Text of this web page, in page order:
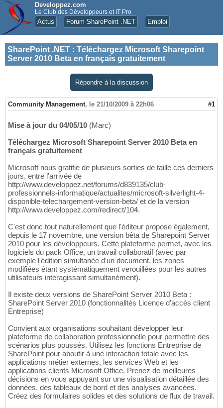
Developpez.com
Le Club des Développeurs et IT Pro
Actus Forum SharePoint .NET Emploi
SharePoint .NET : Téléchargez Microsoft Sharepoint
Server 2010 Beta en français gratuitement
Répondre à la discussion
Community Management, le 21/10/2009 à 22h06 #1
Mise à jour du 04/05/10 (Marc)
Téléchargez Microsoft Sharepoint Server 2010 Beta en
français gratuitement
Microsoft nous gratifie de plusieurs sorties de taille ces derniers
jours, entre l'arrivée de
http://www.developpez.net/forums/d839135/club-
professionnels-informatique/actualites/microsoft-silverlight-4-
disponible-telechargement-version-beta/ et de la version
http://www.developpez.com/redirect/104.
C'est donc tout naturellement que l'éditeur propose également,
depuis le 17 novembre, une version bêta de Sharepoint Server
2010 pour les développeurs. Cette plateforme permet, avec les
logiciels du pack Office, un travail collaboratif (avec par
exemple l'édition simultanée d'un document, les zones
modifiées étant systématiquement verouillées pour les autres
utilisateurs interagissant simultanément).
Il existe deux versions de SharePoint Server 2010 Beta :
SharePoint Server 2010 (fonctionnalités Licence d'accès client
Entreprise)
Convient aux organisations souhaitant développer leur
plateforme de collaboration professionnelle pour permettre des
scénarios plus poussés. Utilisez les fonctions Entreprise de
SharePoint pour aboutir à une interaction totale avec les
applications métier externes, les services Web et les
applications clients Microsoft Office. Prenez de meilleures
décisions en vous appuyant sur une visualisation détaillée des
données, des tableaux de bord et des analyses avancées.
Créez des formulaires solides et des solutions de flux de travail.